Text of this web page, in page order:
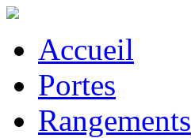
Accueil
Portes
Rangements